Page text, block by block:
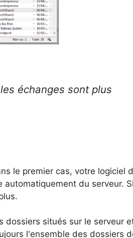
échanges sont plus
le premier cas, votre logiciel
automatiquement du serveur.
dossiers situés sur le serveur
l'ensemble des dossiers